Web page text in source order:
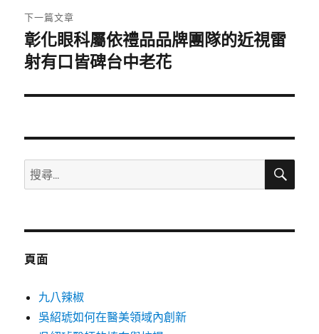
章:
下一篇文章
下
一
文
彰化眼科屬依禮品品牌團隊的近視雷
射有口皆碑台中老花
搜
尋
鍵
搜
頁面
九八辣椒
吳紹琥如何在醫美領域內創新